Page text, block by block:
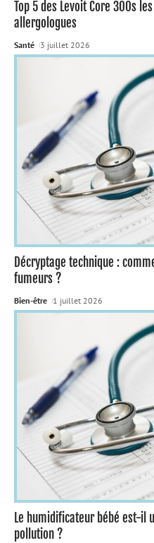
Top 5 des Levoit Core 300s
allergologues
Santé 3 juillet 2026
Décryptage technique :
fumeurs ?
Bien-être 1 juillet 2026
Le humidificateur bébé est-il
pollution ?